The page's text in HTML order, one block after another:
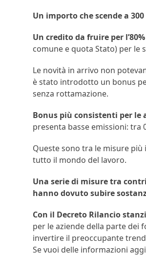
Un importo che scende a
Un credito da fruire per
comune e quota Stato) per le
Le novità in arrivo non
è stato introdotto un bonus
senza rottamazione.
Bonus più consistenti per le
presenta basse emissioni: tra
Queste sono tra le misure
tutto il mondo del lavoro.
Una serie di misure tra
hanno dovuto subire
Con il Decreto Rilancio
per le aziende della parte dei
invertire il preoccupante
Se vuoi delle informazioni